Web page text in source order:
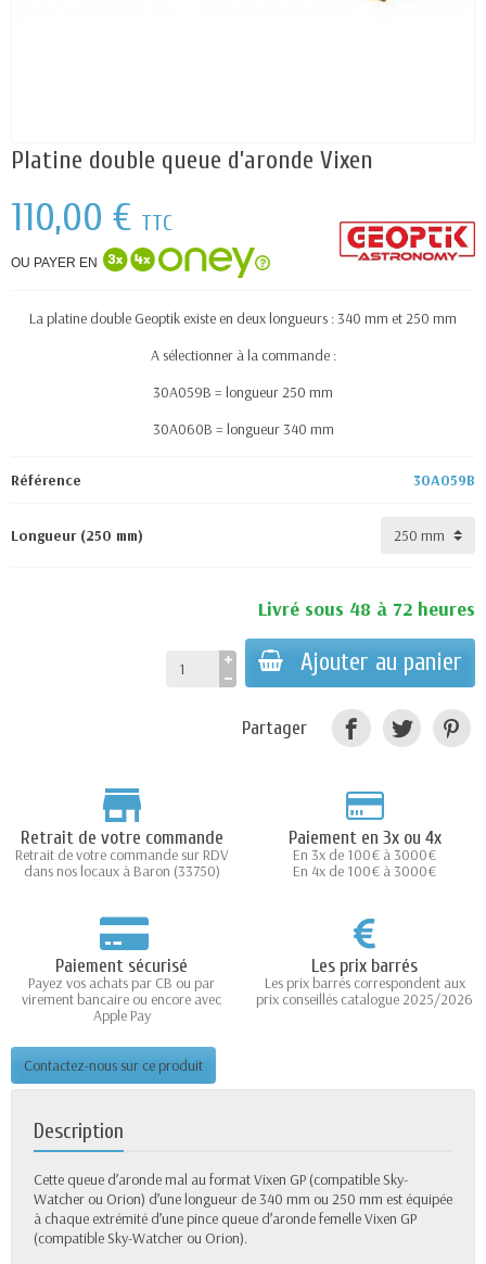
Platine double queue d’aronde Vixen
110,00 € TTC
OU PAYER EN
La platine double Geoptik existe en deux longueurs : 340 mm et 250 mm
A sélectionner à la commande :
30A059B = longueur 250 mm
30A060B = longueur 340 mm
Référence 30A059B
Longueur (250 mm)
Livré sous 48 à 72 heures
Ajouter au panier
Partager
Retrait de votre commande
Retrait de votre commande sur RDV
dans nos locaux à Baron (33750)
Paiement en 3x ou 4x
En 3x de 100€ à 3000€
En 4x de 100€ à 3000€
Paiement sécurisé
Payez vos achats par CB ou par
virement bancaire ou encore avec
Apple Pay
Les prix barrés
Les prix barrés correspondent aux
prix conseillés catalogue 2025/2026
Contactez-nous sur ce produit
Description
Cette queue d’aronde mal au format Vixen GP (compatible Sky-
Watcher ou Orion) d’une longueur de 340 mm ou 250 mm est équipée
à chaque extrémité d’une pince queue d’aronde femelle Vixen GP
(compatible Sky-Watcher ou Orion).